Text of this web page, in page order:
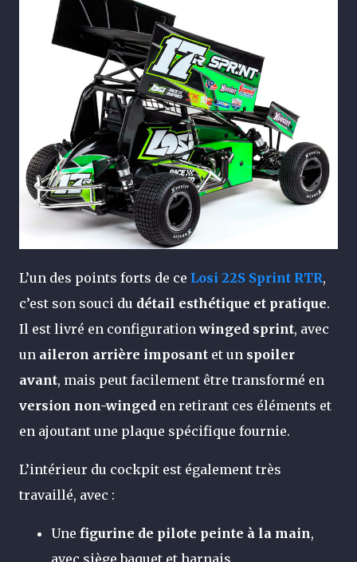
L’un des points forts de ce Losi 22S Sprint RTR,
c’est son souci du détail esthétique et pratique.
Il est livré en configurationwinged sprint, avec
un aileron arrière imposant et un spoiler
avant, mais peut facilement être transformé en
version non-winged en retirant ces éléments et
en ajoutant une plaque spécifique fournie.
L’intérieur du cockpit est également très
travaillé, avec :
Une figurine de pilote peinte à la main,
avec siège baquet et harnais